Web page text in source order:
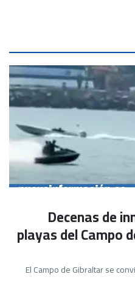
Decenas de
playas del Campo
El Campo de Gibraltar se